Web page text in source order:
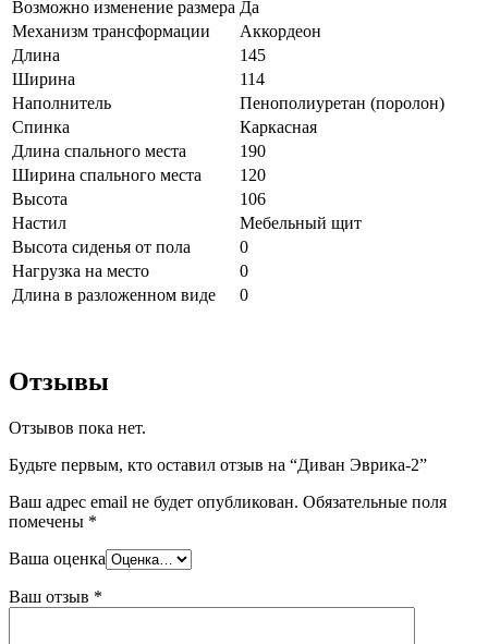
Возможно изменение размера Да
Механизм трансформации
Аккордеон
Длина
145
Ширина
114
Наполнитель
Пенополиуретан (поролон)
Спинка
Каркасная
Длина спального места
190
Ширина спального места
120
Высота
106
Настил
Мебельный щит
Высота сиденья от пола
0
Нагрузка на место
0
Длина в разложенном виде
0
Отзывы
Отзывов пока нет.
Будьте первым, кто оставил отзыв на “Диван Эврика-2”
Ваш адрес email не будет опубликован. Обязательные поля
помечены *
Ваша оценка
Ваш отзыв *